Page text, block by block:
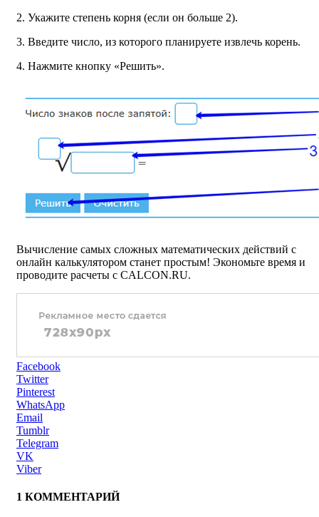
2. Укажите степень корня (если он больше 2).
3. Введите число, из которого планируете извлечь корень.
4. Нажмите кнопку «Решить».
Вычисление самых сложных математических действий с
онлайн калькулятором станет простым! Экономьте время и
проводите расчеты с CALCON.RU.
Facebook
Twitter
Pinterest
WhatsApp
Email
Tumblr
Telegram
VK
Viber
1 КОММЕНТАРИЙ